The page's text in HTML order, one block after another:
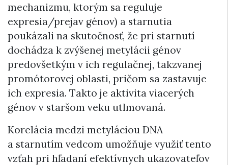
mechanizmu, ktorým sa reguluje
expresia/prejav génov) a starnutia
poukázali na skutočnosť, že pri starnutí
dochádza k zvýšenej metylácii génov
predovšetkým v ich regulačnej, takzvanej
promótorovej oblasti, pričom sa zastavuje
ich expresia. Takto je aktivita viacerých
génov v staršom veku utlmovaná.
Korelácia medzi metyláciou DNA
a starnutím vedcom umožňuje využiť tento
vzťah pri hľadaní efektívnych ukazovateľov